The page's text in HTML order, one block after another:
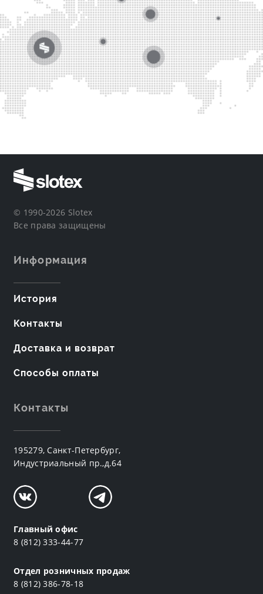
© 1990-2026 Slotex
Все права защищены
Информация
История
Контакты
Доставка и возврат
Способы оплаты
Контакты
195279, Санкт-Петербург,
Индустриальный пр.,д.64
Главный офис
8 (812) 333-44-77
Отдел розничных продаж
8 (812) 386-78-18